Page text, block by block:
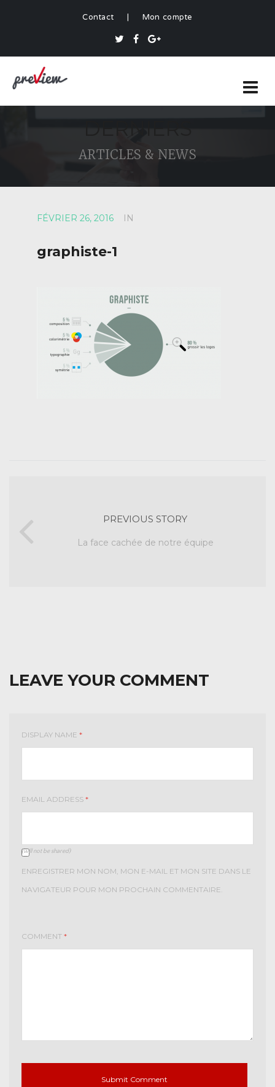
Contact | Mon compte
ARTICLES & NEWS
FÉVRIER 26, 2016 IN
graphiste-1
PREVIOUS STORY
La face cachée de notre équipe
LEAVE YOUR COMMENT
DISPLAY NAME *
EMAIL ADDRESS *
(will not be shared)
ENREGISTRER MON NOM, MON E-MAIL ET MON SITE DANS LE
NAVIGATEUR POUR MON PROCHAIN COMMENTAIRE.
COMMENT *